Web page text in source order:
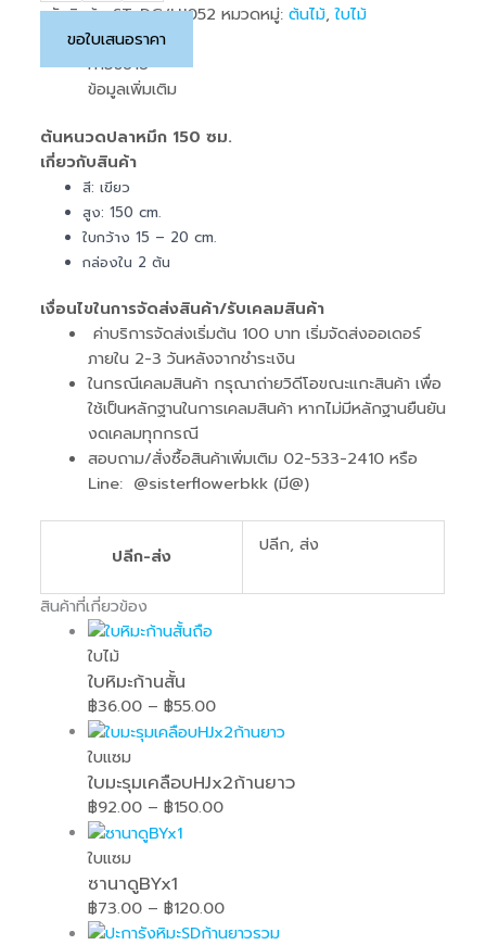
รหัสสินค้า:ST-DG/HJ052 หมวดหมู่:ต้นไม้,ใบไม้
ขอใบเสนอราคา
คำอธิบาย
ข้อมูลเพิ่มเติม
ต้นหนวดปลาหมึก 150 ซม.
เกี่ยวกับสินค้า
สี: เขียว
สูง: 150 cm.
ใบกว้าง 15 – 20 cm.
กล่องใน 2 ต้น
เงื่อนไขในการจัดส่งสินค้า/รับเคลมสินค้า
ค่าบริการจัดส่งเริ่มต้น 100 บาท เริ่มจัดส่งออเดอร์
ภายใน 2-3 วันหลังจากชำระเงิน
ในกรณีเคลมสินค้า กรุณาถ่ายวิดีโอขณะแกะสินค้า เพื่อ
ใช้เป็นหลักฐานในการเคลมสินค้า หากไม่มีหลักฐานยืนยัน
งดเคลมทุกกรณี
สอบถาม/สั่งซื้อสินค้าเพิ่มเติม 02-533-2410 หรือ
Line: @sisterflowerbkk (มี@)
ปลีก-ส่ง ปลีก, ส่ง
สินค้าที่เกี่ยวข้อง
ใบไม้
ใบหิมะก้านสั้น
฿36.00 – ฿55.00
ใบแซม
ใบมะรุมเคลือบHJx2ก้านยาว
฿92.00 – ฿150.00
ใบแซม
ซานาดูBYx1
฿73.00 – ฿120.00